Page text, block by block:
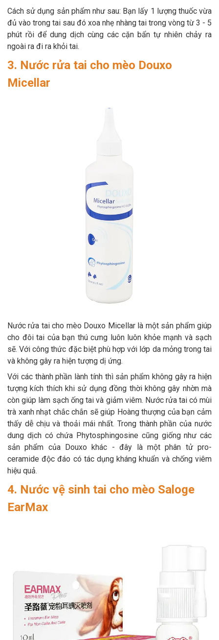
Cách sử dụng sản phẩm như sau: Bạn lấy 1 lượng thuốc vừa
đủ vào trong tai sau đó xoa nhẹ nhàng tai trong vòng từ 3 - 5
phút rồi để dung dịch cùng các cặn bẩn tự nhiên chảy ra
ngoài ra đi ra khỏi tai.
3. Nước rửa tai cho mèo Douxo
Micellar
Nước rửa tai cho mèo Douxo Micellar là một sản phẩm giúp
cho đôi tai của bạn thú cưng luôn luôn khỏe mạnh và sạch
sẽ. Với công thức đặc biệt phù hợp với lớp da mỏng trong tai
và không gây ra hiện tượng dị ứng.
Với các thành phần lành tính thì sản phẩm không gây ra hiện
tượng kích thích khi sử dụng đồng thời không gây nhờn mà
còn giúp làm sạch ống tai và giảm viêm. Nước rửa tai có mùi
trà xanh nhạt chắc chắn sẽ giúp Hoàng thượng của bạn cảm
thấy dễ chịu và thoải mái nhất. Trong thành phần của nước
dung dịch có chứa Phytosphingosine cũng giống như các
sản phẩm của Douxo khác - đây là một phân tử pro-
ceramide độc ​​đáo có tác dụng kháng khuẩn và chống viêm
hiệu quả.
4. Nước vệ sinh tai cho mèo Saloge
EarMax